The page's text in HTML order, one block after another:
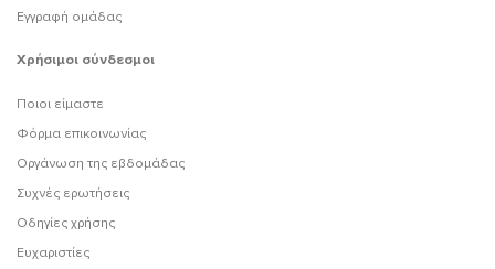
Εγγραφή ομάδας
Χρήσιμοι σύνδεσμοι
Ποιοι είμαστε
Φόρμα επικοινωνίας
Οργάνωση της εβδομάδας
Συχνές ερωτήσεις
Οδηγίες χρήσης
Ευχαριστίες